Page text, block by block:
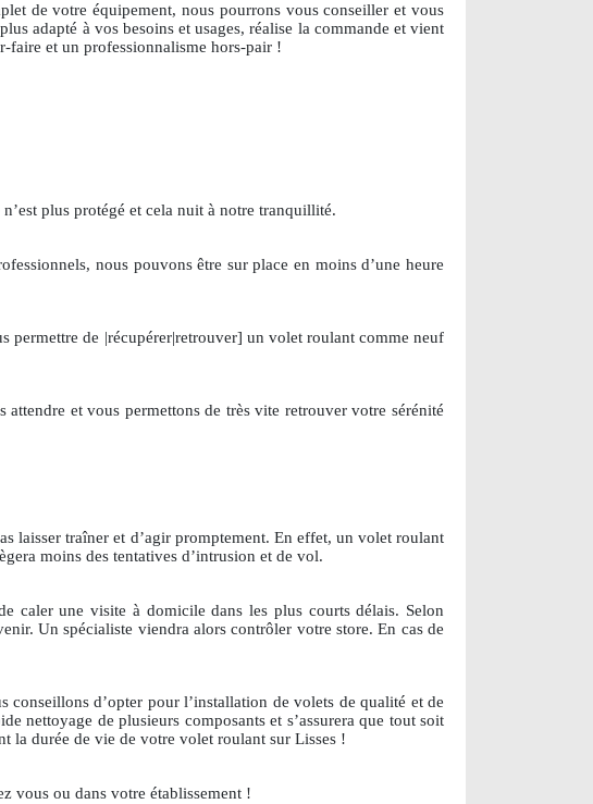
de votre équipement, nous pourrons vous conseiller et vous
adapté à vos besoins et usages, réalise la commande et vient
faire et un professionnalisme hors-pair !
plus protégé et cela nuit à notre tranquillité.
nous pouvons être sur place en moins d’une heure
permettre de |récupérer|retrouver] un volet roulant comme neuf
et vous permettons de très vite retrouver votre sérénité
laisser traîner et d’agir promptement. En effet, un volet roulant
moins des tentatives d’intrusion et de vol.
caler une visite à domicile dans les plus courts délais. Selon
Un spécialiste viendra alors contrôler votre store. En cas de
d’opter pour l’installation de volets de qualité et de
nettoyage de plusieurs composants et s’assurera que tout soit
la durée de vie de votre volet roulant sur Lisses !
vous ou dans votre établissement !